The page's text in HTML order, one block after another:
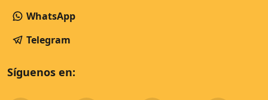
WhatsApp
Telegram
Síguenos en: